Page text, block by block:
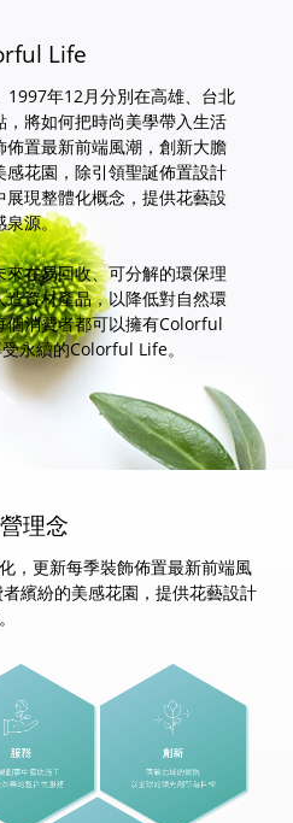
Life
年12月分別在高雄、台北
將如何把時尚美學帶入生活
置最新前端風潮，創新大膽
花園，除引領聖誕佈置設計
現整體化概念，提供花藝設
泉源。
在易回收、可分解的環保理
資材產品，以降低對自然環
個消費者都可以擁有Colorful
永續的Colorful Life。
理念
，更新每季裝飾佈置最新前端風
繽紛的美感花園，提供花藝設計